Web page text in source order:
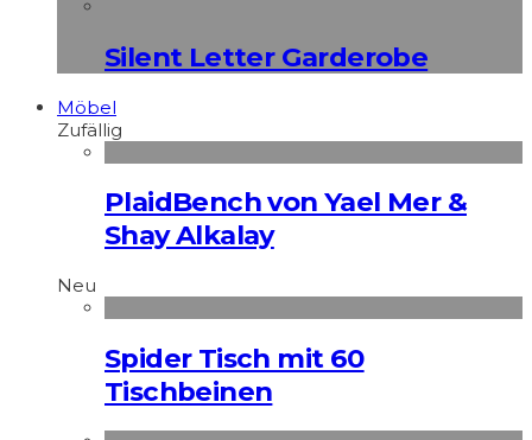
Silent Letter Garderobe
Möbel
Zufällig
PlaidBench von Yael Mer &
Shay Alkalay
Neu
Spider Tisch mit 60
Tischbeinen